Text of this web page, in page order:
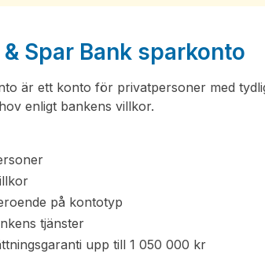
Spar Bank sparkonto
är ett konto för privatpersoner med
enligt bankens villkor.
på kontotyp
tjänster
upp till 1 050 000 kr